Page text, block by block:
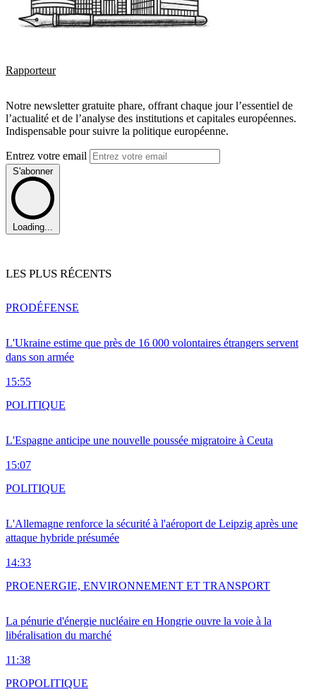
Rapporteur
Notre newsletter gratuite phare, offrant chaque jour l’essentiel de
l’actualité et de l’analyse des institutions et capitales européennes.
Indispensable pour suivre la politique européenne.
Entrez votre email
S'abonner
Loading...
LES PLUS RÉCENTS
L'Ukraine estime que près de 16 000 volontaires étrangers servent
dans son armée
15:55
PRODÉFENSE
L'Espagne anticipe une nouvelle poussée migratoire à Ceuta
15:07
POLITIQUE
L'Allemagne renforce la sécurité à l'aéroport de Leipzig après une
attaque hybride présumée
14:33
POLITIQUE
La pénurie d'énergie nucléaire en Hongrie ouvre la voie à la
libéralisation du marché
11:38
PROENERGIE, ENVIRONNEMENT ET TRANSPORT
PROPOLITIQUE